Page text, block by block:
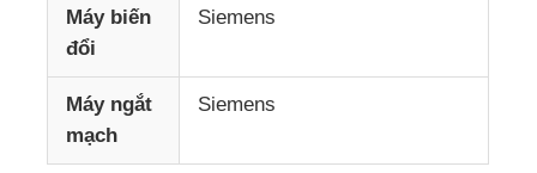
Máy biến
đổi
Siemens
Máy ngắt
mạch
Siemens